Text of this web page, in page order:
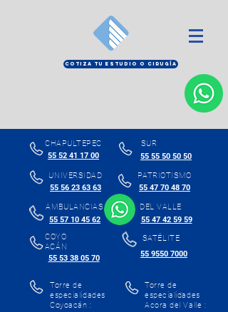
COTIZA TU ESTUDIO O CIRUGÍA
CHAPULTEPEC
55 52 41 17 00
SUR
55 55 50 50 50
UNIVERSIDAD
55 56 23 63 63
55 47 70 48 70
PATRIOTISMO
AMBULANCIAS
55 57 10 45 62
DEL VALLE
55 47 42 59 59
COYO
ACÁN
55 53 38 05 70
SATÉLITE
55 9550 7000
Torre de
especialidades
Coyoacán :
Torre de
especialidades
Acora del Valle :